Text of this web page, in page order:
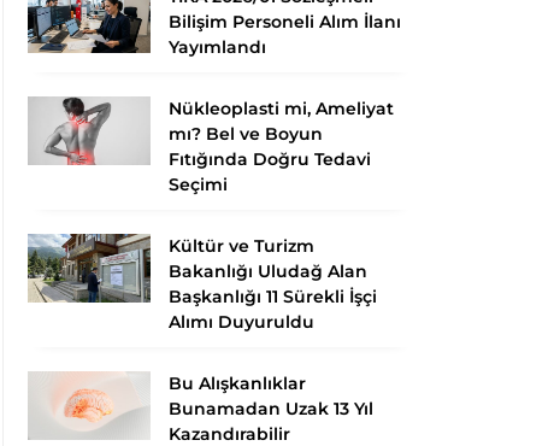
Bilişim Personeli Alım İlanı
Yayımlandı
Nükleoplasti mi, Ameliyat
mı? Bel ve Boyun
Fıtığında Doğru Tedavi
Seçimi
Kültür ve Turizm
Bakanlığı Uludağ Alan
Başkanlığı 11 Sürekli İşçi
Alımı Duyuruldu
Bu Alışkanlıklar
Bunamadan Uzak 13 Yıl
Kazandırabilir